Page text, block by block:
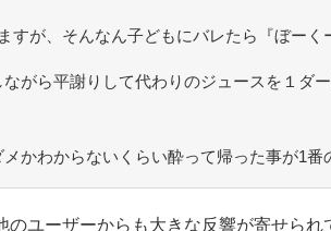
すが、そんなん子どもにバレたら『ぼー
がら平謝りして代わりのジュースを１ダ
かわからないくらい酔って帰った事が1番
のユーザーからも大きな反響が寄せられ